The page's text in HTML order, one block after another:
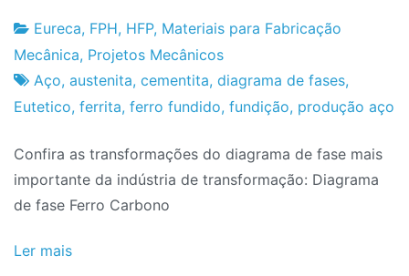
Fabrica
do
Projeto
17
de
Dezembro
2022
Eureca, FPH, HFP, Materiais para Fabricação
Mecânica, Projetos Mecânicos
Aço, austenita, cementita, diagrama de fases,
Eutetico, ferrita, ferro fundido, fundição, produção aço
Confira as transformações do diagrama de fase mais
importante da indústria de transformação: Diagrama
de fase Ferro Carbono
Ler mais